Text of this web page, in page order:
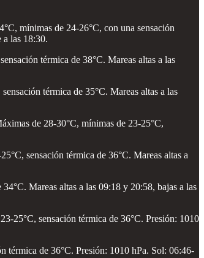
mínimas de 24-26°C, con una sensación
a las 18:30.
térmica de 38°C. Mareas altas a las
térmica de 35°C. Mareas altas a las
de 28-30°C, mínimas de 23-25°C,
sensación térmica de 36°C. Mareas altas a
Mareas altas a las 09:18 y 20:58, bajas a las
25°C, sensación térmica de 36°C. Presión: 1010
térmica de 36°C. Presión: 1010 hPa. Sol: 06:46-